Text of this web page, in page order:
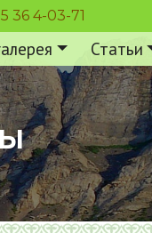
36 4-03-71
Статьи